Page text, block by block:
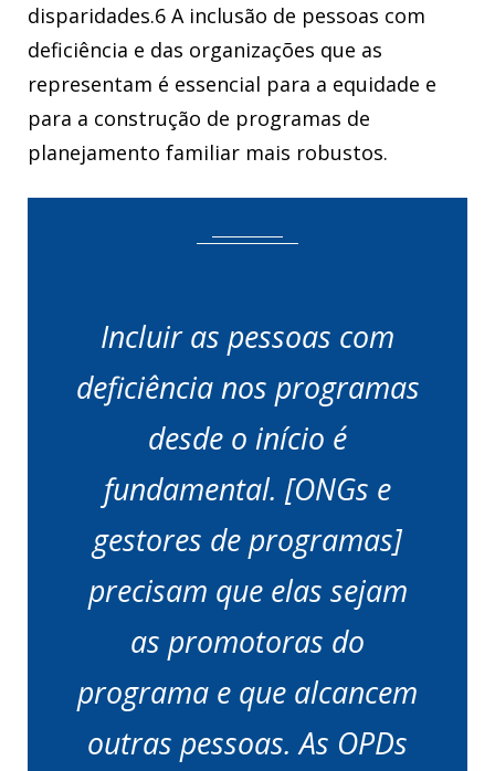
disparidades.6 A inclusão de pessoas com
deficiência e das organizações que as
representam é essencial para a equidade e
para a construção de programas de
planejamento familiar mais robustos.
Incluir as pessoas com
deficiência nos programas
desde o início é
fundamental. [ONGs e
gestores de programas]
precisam que elas sejam
as promotoras do
programa e que alcancem
outras pessoas. As OPDs